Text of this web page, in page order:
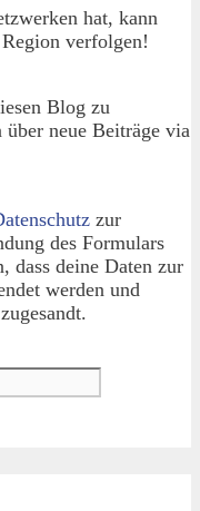
hat, kann
verfolgen!
Blog zu
neue Beiträge via
zur
des Formulars
dass deine Daten zur
werden und